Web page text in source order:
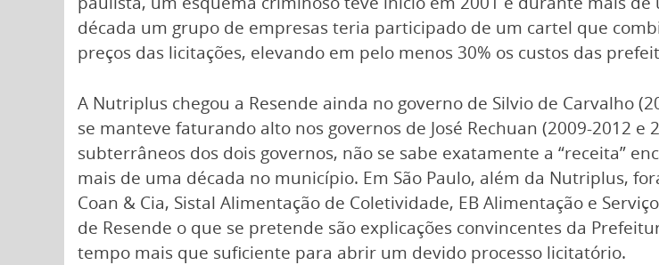
década um grupo de empresas teria participado de um cartel que
preços das licitações, elevando em pelo menos 30% os custos das
A Nutriplus chegou a Resende ainda no governo de Silvio de Carvalho
se manteve faturando alto nos governos de José Rechuan (2009-2012
subterrâneos dos dois governos, não se sabe exatamente a “receita”
mais de uma década no município. Em São Paulo, além da Nutriplus,
Coan & Cia, Sistal Alimentação de Coletividade, EB Alimentação e
de Resende o que se pretende são explicações convincentes da
tempo mais que suficiente para abrir um devido processo licitatório.